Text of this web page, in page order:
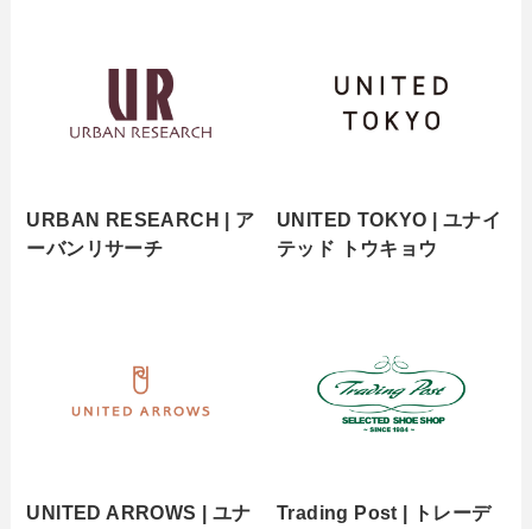
URBAN RESEARCH | ア
ーバンリサーチ
UNITED TOKYO | ユナイ
テッド トウキョウ
UNITED ARROWS | ユナ
Trading Post | トレーデ